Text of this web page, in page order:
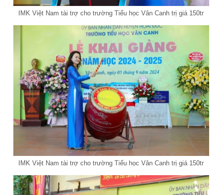
IMK Việt Nam tài trợ cho trường Tiểu học Vân Canh trị giá 150tr
IMK Việt Nam tài trợ cho trường Tiểu học Vân Canh trị giá 150tr